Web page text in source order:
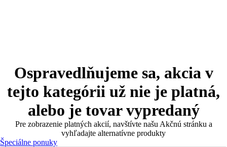
Ospravedlňujeme sa, akcia v
tejto kategórii už nie je platná,
alebo je tovar vypredaný
Pre zobrazenie platných akcií, navštívte našu Akčnú stránku a
vyhľadajte alternatívne produkty
Špeciálne ponuky